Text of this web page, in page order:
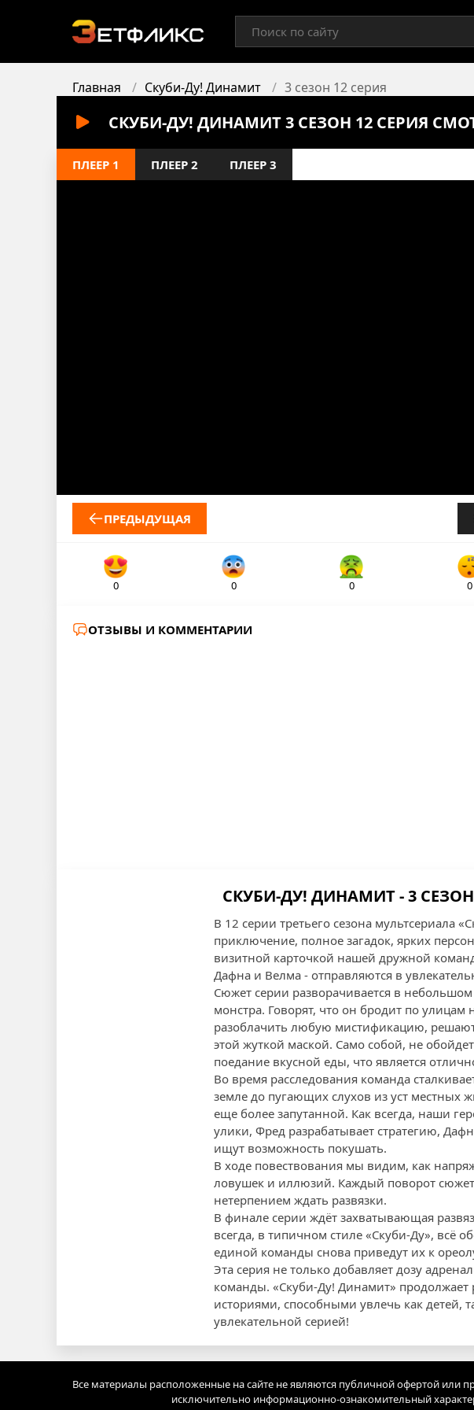
Главная Скуби-Ду! Динамит 3 сезон 12 серия
СКУБИ-ДУ! ДИНАМИТ 3 СЕЗОН 12 СЕРИЯ
ПЛЕЕР 1 ПЛЕЕР 2 ПЛЕЕР 3
ПРЕДЫДУЩАЯ
0 0 0 0
ОТЗЫВЫ И КОММЕНТАРИИ
СКУБИ-ДУ! ДИНАМИТ - 3
В 12 серии третьего сезона мультсериала
приключение, полное загадок, ярких
визитной карточкой нашей дружной
Дафна и Велма - отправляются в
Сюжет серии разворачивается в
монстра. Говорят, что он бродит по
разоблачить любую мистификацию, решают
этой жуткой маской. Само собой, не
поедание вкусной еды, что является
Во время расследования команда
земле до пугающих слухов из уст местных
еще более запутанной. Как всегда, наши
улики, Фред разрабатывает стратегию,
ищут возможность покушать.
В ходе повествования мы видим, как
ловушек и иллюзий. Каждый поворот
нетерпением ждать развязки.
В финале серии ждёт захватывающая
всегда, в типичном стиле «Скуби-Ду»,
единой команды снова приведут их к
Эта серия не только добавляет дозу
команды. «Скуби-Ду! Динамит»
историями, способными увлечь как детей,
увлекательной серией!
Все материалы расположенные на сайте не являются публичной офертой или
исключительно информационно-ознакомительный